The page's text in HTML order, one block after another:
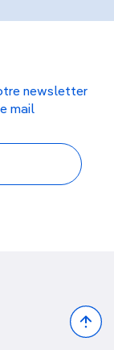
to
newsletter
mail